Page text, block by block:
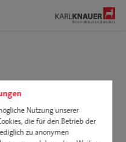
Nutzung unserer
die für den Betrieb der
zu anonymen
suchen
Deutschland